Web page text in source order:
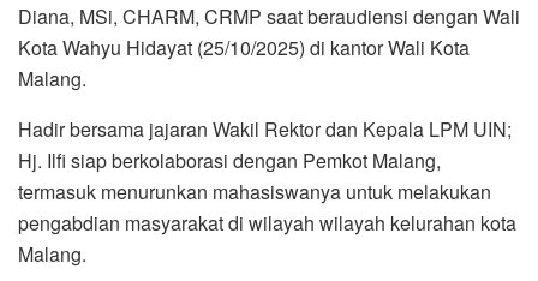
Diana, MSi, CHARM, CRMP saat beraudiensi dengan Wali
Kota Wahyu Hidayat (25/10/2025) di kantor Wali Kota
Malang.
Hadir bersama jajaran Wakil Rektor dan Kepala LPM UIN;
Hj. Ilfi siap berkolaborasi dengan Pemkot Malang,
termasuk menurunkan mahasiswanya untuk melakukan
pengabdian masyarakat di wilayah wilayah kelurahan kota
Malang.